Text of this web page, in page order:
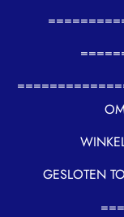
GESLOTEN